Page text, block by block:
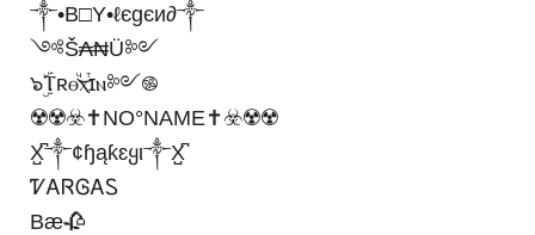
༒•B□Y•ℓєgєи∂༒
༺Š₳₦Ü༻
๖ۣۜⲦʀⲑⷱ͜ⲭⷮɪⲛ༻࿌
☢️☢️☣️✝️NO°NAME✝️☣️☢️☢️
X̺͆༒¢ɧąƙɛყι༒X̺͆
ᏤᎪᏒᎶᎪᏚ
Bæ🥀